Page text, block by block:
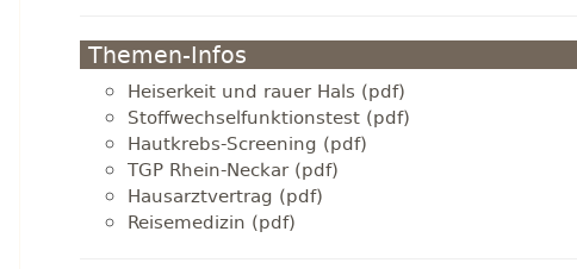
Themen-Infos
Heiserkeit und rauer Hals (pdf)
Stoffwechselfunktionstest (pdf)
Hautkrebs-Screening (pdf)
TGP Rhein-Neckar (pdf)
Hausarztvertrag (pdf)
Reisemedizin (pdf)